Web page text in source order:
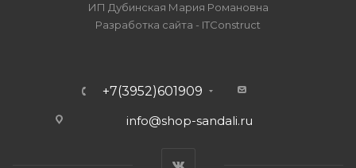
ИП Дубинская Мария Романовна
Разработка сайта - ITConstruct
+7(3952)601909
info@shop-sandali.ru